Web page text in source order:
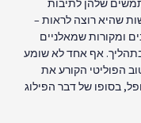
שלהן לתיבות
שהיא רוצה לראות –
ומקורות שמאלניים
אף אחד לא שומע
הפוליטי הקורע את
בסופו של דבר הפילוג